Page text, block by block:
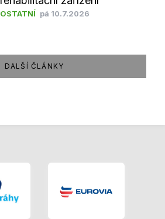
OSTATNÍ pá 10.7.2026
DALŠÍ ČLÁNKY